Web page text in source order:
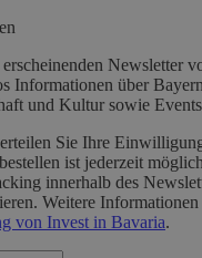
Newsletter
Informationen über
und Kultur sowie
Sie Ihre
ist jederzeit
innerhalb des
Weitere
von Invest in Bavaria.